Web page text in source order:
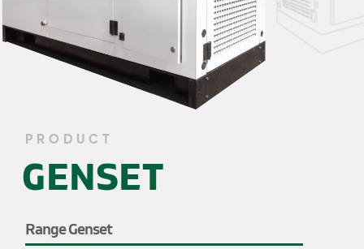
PRODUCT
GENSET
Range Genset